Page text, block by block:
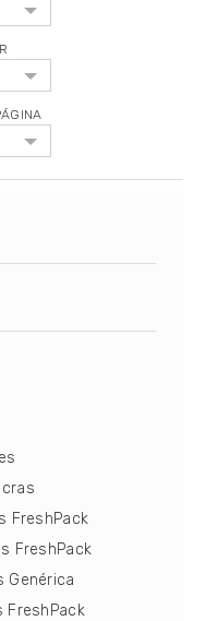
FreshPack
FreshPack
Genérica
FreshPack